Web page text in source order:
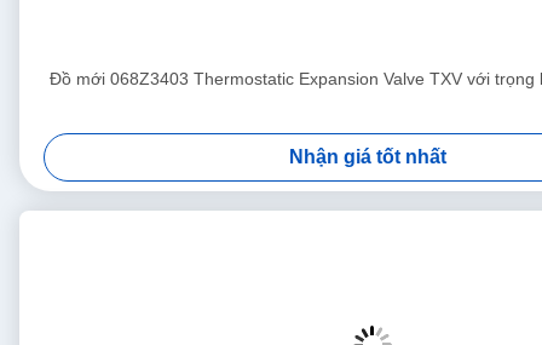
Đồ mới 068Z3403 Thermostatic Expansion Valve TXV với trọng
Nhận giá tốt nhất